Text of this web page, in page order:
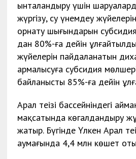
ынталандыру үшін
жүргізу, су үнемдеу
орнату шығындарын
дан 80%-ға дейін
жүйелерін пайдаланатын
армалысуға субсидия
байланысты 85%-ға дейін
Арал теңізі бассейніндегі
мақсатында көгалдандыру
жатыр. Бүгінде Үлкен Арал
аумағында 4,4 млн көшет